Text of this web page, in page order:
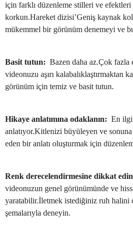
için farklı düzenleme stilleri ve efektleri
korkun.Hareket dizisi’Geniş kaynak
mükemmel bir görünüm denemeyi ve
Basit tutun: Bazen daha az.Çok fazla
videonuzu aşırı kalabalıklaştırmaktan
görünüm için temiz ve basit tutun.
Hikaye anlatımına odaklanın: En
anlatıyor.Kitlenizi büyüleyen ve
eden bir anlatı oluşturmak için
Renk derecelendirmesine dikkat
videonuzun genel görünümünde ve
yaratabilir.İletmek istediğiniz ruh halini
şemalarıyla deneyin.